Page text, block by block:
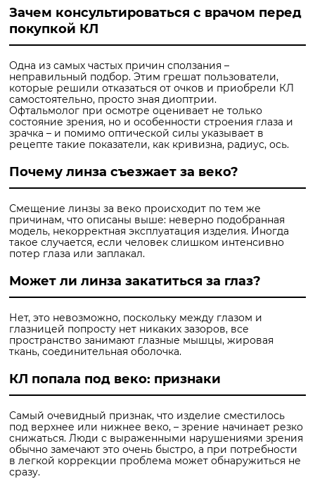
Зачем консультироваться с врачом перед
покупкой КЛ
Одна из самых частых причин сползания –
неправильный подбор. Этим грешат пользователи,
которые решили отказаться от очков и приобрели КЛ
самостоятельно, просто зная диоптрии.
Офтальмолог при осмотре оценивает не только
состояние зрения, но и особенности строения глаза и
зрачка – и помимо оптической силы указывает в
рецепте такие показатели, как кривизна, радиус, ось.
Почему линза съезжает за веко?
Смещение линзы за веко происходит по тем же
причинам, что описаны выше: неверно подобранная
модель, некорректная эксплуатация изделия. Иногда
такое случается, если человек слишком интенсивно
потер глаза или заплакал.
Может ли линза закатиться за глаз?
Нет, это невозможно, поскольку между глазом и
глазницей попросту нет никаких зазоров, все
пространство занимают глазные мышцы, жировая
ткань, соединительная оболочка.
КЛ попала под веко: признаки
Самый очевидный признак, что изделие сместилось
под верхнее или нижнее веко, – зрение начинает резко
снижаться. Люди с выраженными нарушениями зрения
обычно замечают это очень быстро, а при потребности
в легкой коррекции проблема может обнаружиться не
сразу.